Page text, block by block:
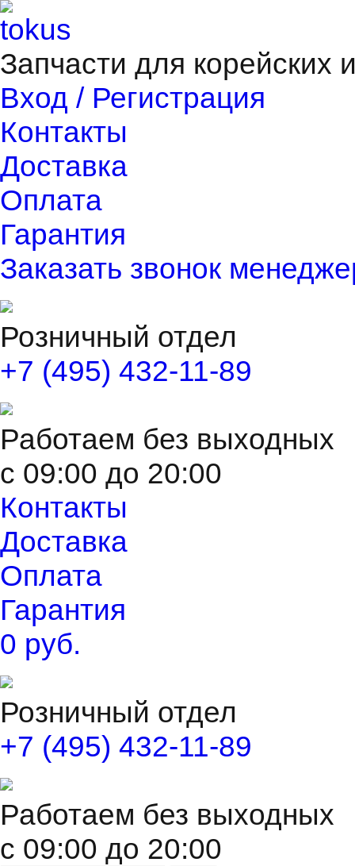
Запчасти для корейских
Вход / Регистрация
Контакты
Доставка
Оплата
Гарантия
Заказать звонок
Розничный отдел
+7 (495) 432-11-89
Работаем без выходных
с 09:00 до 20:00
Контакты
Доставка
Оплата
Гарантия
0 руб.
Розничный отдел
+7 (495) 432-11-89
Работаем без выходных
с 09:00 до 20:00